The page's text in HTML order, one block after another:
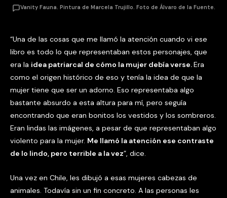
Vanity Fauna. Pintura de Marcela Trujillo. Foto de Álvaro de la Fuente.
“Una de las cosas que me llamó la atención cuando vi ese
libro es todo lo que representaban estos personajes, que
era la idea patriarcal de cómo la mujer debía verse.Era
como el origen histórico de eso y tenía la idea de que la
mujer tiene que ser un adorno. Eso representaba algo
bastante absurdo a esta altura para mí, pero seguía
encontrando que eran bonitos los vestidos y los sombreros.
Eran lindas las imágenes, a pesar de que representaban algo
violento para la mujer. Me llamó la atención ese contraste
de lo lindo, pero terrible a la vez”, dice.
Una vez en Chile, les dibujó a esas mujeres cabezas de
animales. Todavía sin un fin concreto. A las personas les